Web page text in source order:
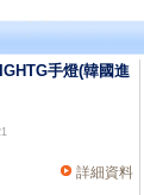
手燈(韓國進
詳細資料